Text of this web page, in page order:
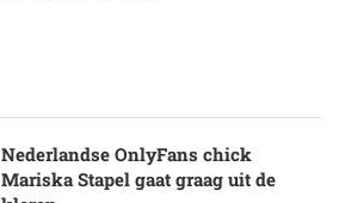
Nederlandse OnlyFans chick
Mariska Stapel gaat graag uit de